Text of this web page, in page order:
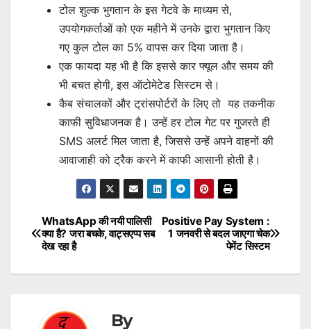
टोल शुल्क भुगतान के इस गेटवे के माध्यम से,
उपयोगकर्ताओं को एक महीने में उनके द्वारा भुगतान किए
गए कुल टोल का 5% वापस कर दिया जाता है।
एक फायदा यह भी है कि इससे कार फ्यूल और समय की
भी बचत होगी, इस ऑटोमेटेड सिस्टम से।
कैब संचालकों और ट्रांसपोर्टरों के लिए तो यह तकनीक
काफी सुविधाजनक है। उन्हें हर टोल गेट पर गुजरते ही
SMS अलर्ट मिल जाता है, जिससे उन्हें अपने वाहनों की
आवाजाही को ट्रैक करने में काफी आसानी होती है।
Post
navigation
Positive Pay System :
1 जनवरी से बदल जाएगा चेक
पेमेंट सिस्टम
WhatsApp की नयी पालिसी
क्या है? जरा बचके, वाट्सएप्प सब
देख रहा है
By